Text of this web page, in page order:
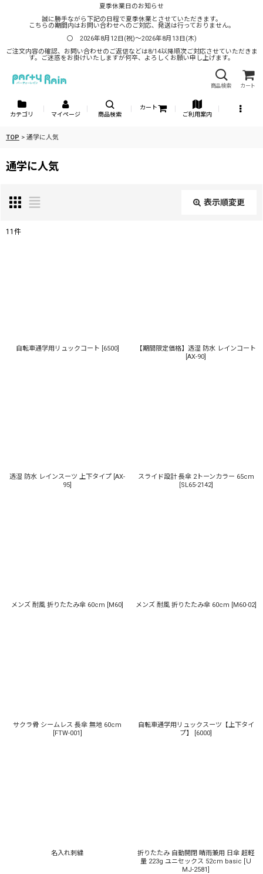
夏季休業日のお知らせ
誠に勝手ながら下記の日程で夏季休業とさせていただきます。
こちらの期間内はお問い合わせへのご対応、発送は行っておりません。
〇 2026年8月12日(祝)～2026年8月13日(木)
ご注文内容の確認、お問い合わせのご返信などは8/14以降順次ご対応させていただきま
す。ご迷惑をお掛けいたしますが何卒、よろしくお願い申し上げます。
商品検索 カート
カテゴリ マイページ 商品検索
カート
ご利用案内
TOP > 通学に人気
通学に人気
表示順変更
11 件
自転車通学用リュックコート [6500]
【期間限定価格】透湿 防水 レインコート
[AX-90]
透湿 防水 レインスーツ 上下タイプ [AX-
95]
スライド設計 長傘 2トーンカラー 65cm
[SL65-2142]
メンズ 耐風 折りたたみ傘 60cm [M60] メンズ 耐風 折りたたみ傘 60cm [M60-02]
サクラ骨 シームレス 長傘 無地 60cm
[FTW-001]
自転車通学用リュックスーツ【上下タイ
プ】
[6000]
名入れ刺繍
折りたたみ 自動開閉 晴雨兼用 日傘 超軽
量 223g ユニセックス 52cm basic [Ｕ
MJ-2581]